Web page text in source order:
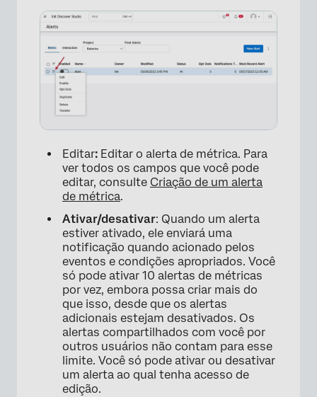
Editar: Editar o alerta de métrica. Para
ver todos os campos que você pode
editar, consulte Criação de um alerta
de métrica.
Ativar/desativar: Quando um alerta
estiver ativado, ele enviará uma
notificação quando acionado pelos
eventos e condições apropriados. Você
só pode ativar 10 alertas de métricas
por vez, embora possa criar mais do
que isso, desde que os alertas
adicionais estejam desativados. Os
alertas compartilhados com você por
outros usuários não contam para esse
limite. Você só pode ativar ou desativar
um alerta ao qual tenha acesso de
edição.